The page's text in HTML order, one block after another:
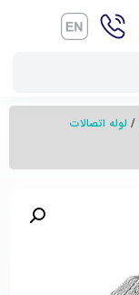
/ لوله اتصالات